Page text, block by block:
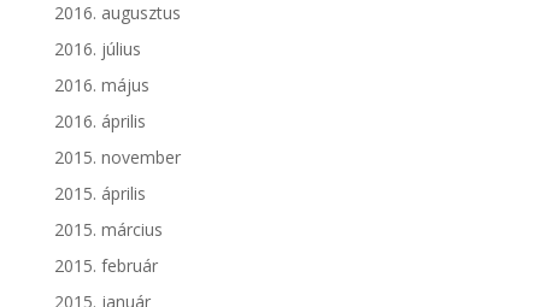
2016. augusztus
2016. július
2016. május
2016. április
2015. november
2015. április
2015. március
2015. február
2015. január